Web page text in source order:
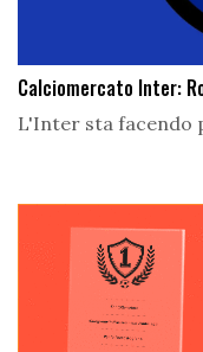
Calciomercato Inter:
L'Inter sta facendo